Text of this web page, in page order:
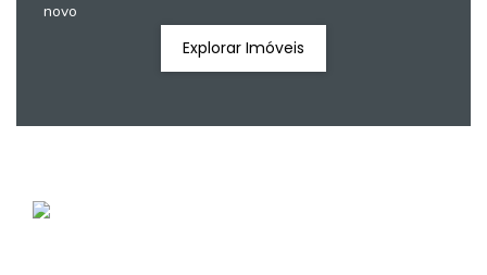
novo
Explorar Imóveis